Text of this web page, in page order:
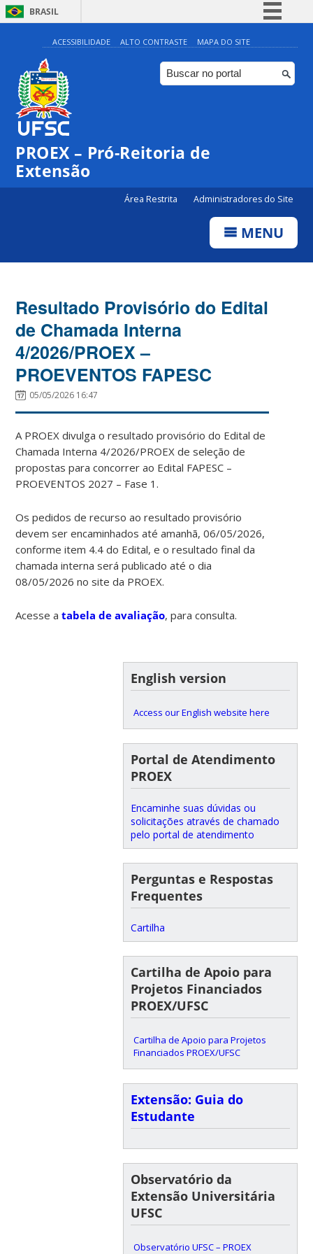
BRASIL
Simplifique!
Comunica BR
Participe
Canais
ACESSIBILIDADE ALTO CONTRASTE MAPA DO SITE
PROEX – Pró-Reitoria de
Extensão
Área Restrita Administradores do Site
MENU
Resultado Provisório do Edital
de Chamada Interna
4/2026/PROEX –
PROEVENTOS FAPESC
05/05/2026 16:47
A PROEX divulga o resultado provisório do Edital de
Chamada Interna 4/2026/PROEX de seleção de
propostas para concorrer ao Edital FAPESC –
PROEVENTOS 2027 – Fase 1.
Os pedidos de recurso ao resultado provisório
devem ser encaminhados até amanhã, 06/05/2026,
conforme item 4.4 do Edital, e o resultado final da
chamada interna será publicado até o dia
08/05/2026 no site da PROEX.
Acesse atabela de avaliação, para consulta.
English version
Access our English website here
Portal de Atendimento
PROEX
Encaminhe suas dúvidas ou
solicitações através de chamado
pelo portal de atendimento
Perguntas e Respostas
Frequentes
Cartilha
Cartilha de Apoio para
Projetos Financiados
PROEX/UFSC
Cartilha de Apoio para Projetos
Financiados PROEX/UFSC
Extensão: Guia do
Estudante
Observatório da
Extensão Universitária
UFSC
Observatório UFSC – PROEX